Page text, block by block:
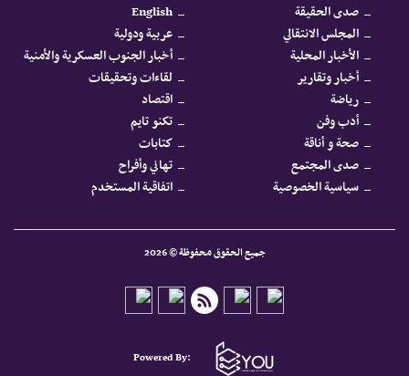
صدى الحقيقة
English
المجلس الانتقالي
عربية ودولية
الأخبار المحلية
أخبار الجنوب العسكرية والأمنية
أخبار وتقارير
لقاءات وتحقيقات
رياضة
اقتصاد
أدب وفن
تكنو تايم
صحة و أناقة
كتابات
صدى المجتمع
تهاني وأفراح
سياسية الخصوصية
اتفاقية المستخدم
جميع الحقوق محفوظة © 2026
Powered By: